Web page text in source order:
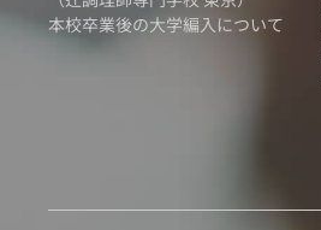
本校卒業後の大学編入について